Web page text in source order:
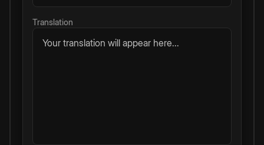
Translation
Your translation will appear here...